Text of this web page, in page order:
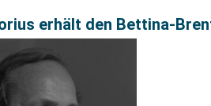
erhält den Bettina-